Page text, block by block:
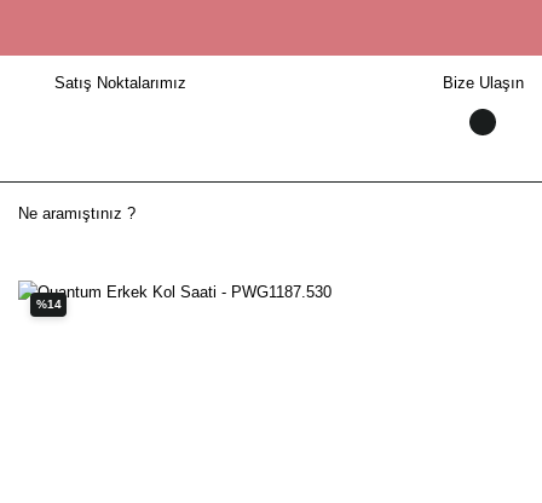
Satış Noktalarımız Bize Ulaşın
%14